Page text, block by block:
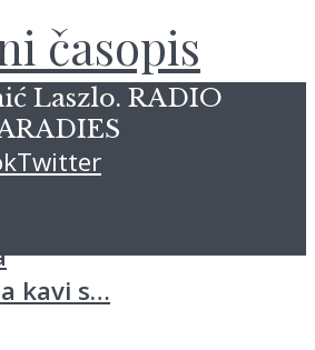
kavi s…
Laszlo. RADIO
Twitter